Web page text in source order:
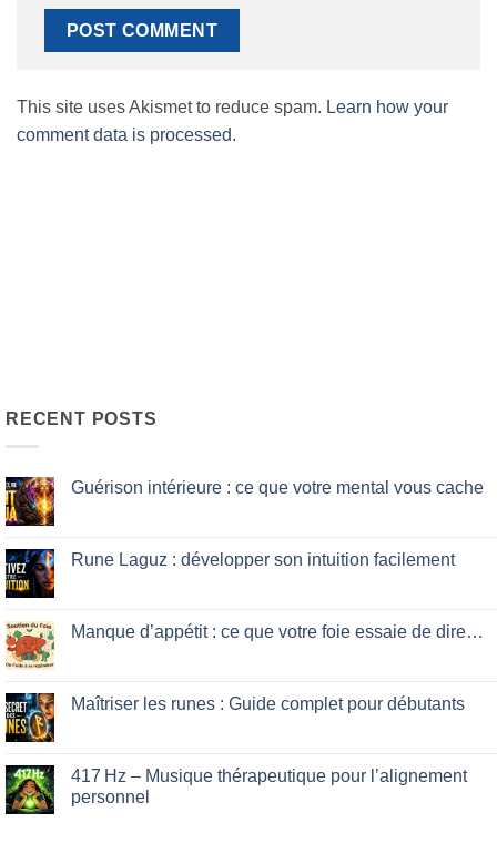
This site uses Akismet to reduce spam. Learn how your
comment data is processed.
RECENT POSTS
Guérison intérieure : ce que votre mental vous cache
Guérison
intérieure
votre
mental
Rune Laguz : développer son intuition facilement
Rune
Laguz
intuition
facilement
Manque d’appétit : ce que votre foie essaie de dire…
Manque
d’appétit
votre
foie
essaie
Maîtriser les runes : Guide complet pour débutants
Maîtriser
les
runes
417 Hz – Musique thérapeutique pour l’alignement
personnel